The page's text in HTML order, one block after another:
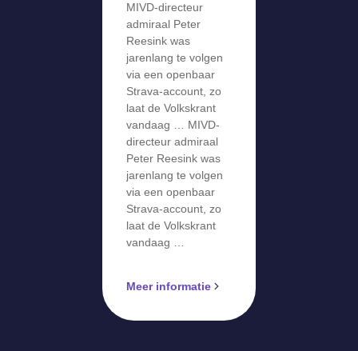
jarenlang te
volgen via
openbaar
Strava-
account
MIVD-directeur
admiraal Peter
Reesink was
jarenlang te volgen
via een openbaar
Strava-account, zo
laat de Volkskrant
vandaag … MIVD-
directeur admiraal
Peter Reesink was
jarenlang te volgen
via een openbaar
Strava-account, zo
laat de Volkskrant
vandaag …
Meer informatie